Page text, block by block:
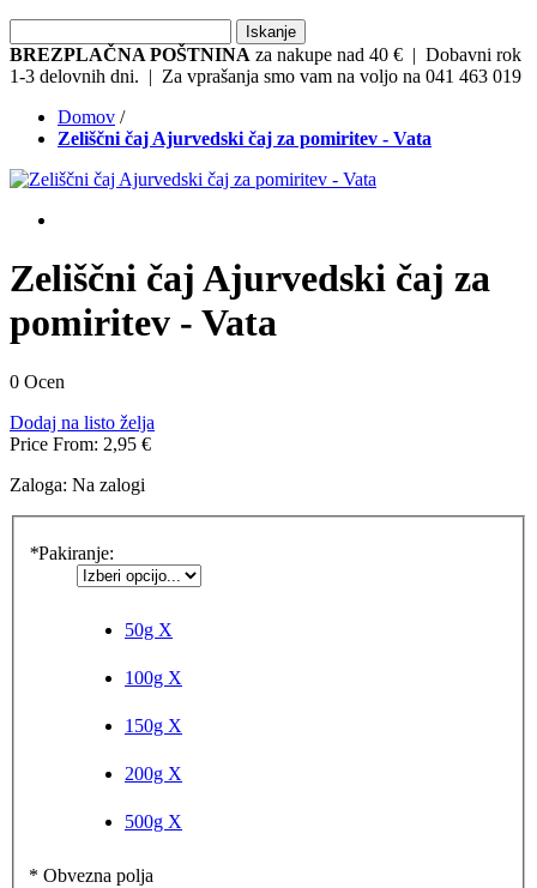
Iskanje
BREZPLAČNA POŠTNINA za nakupe nad 40 € | Dobavni rok
1-3 delovnih dni. | Za vprašanja smo vam na voljo na 041 463 019
Domov /
Zeliščni čaj Ajurvedski čaj za pomiritev - Vata
Zeliščni čaj Ajurvedski čaj za
pomiritev - Vata
0 Ocen
Dodaj na listo želja
Price From: 2,95 €
Zaloga: Na zalogi
*Pakiranje:
50g X
100g X
150g X
200g X
500g X
* Obvezna polja